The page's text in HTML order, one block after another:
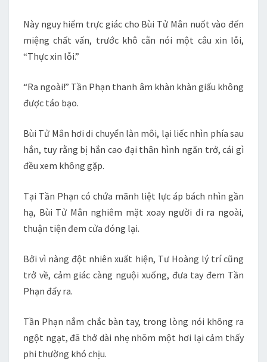
Này nguy hiểm trực giác cho Bùi Tử Mân nuốt vào đến
miệng chất vấn, trước khô cằn nói một câu xin lỗi,
“Thực xin lỗi.”
“Ra ngoài!” Tần Phạn thanh âm khàn khàn giấu không
được táo bạo.
Bùi Tử Mân hơi di chuyển làn môi, lại liếc nhìn phía sau
hắn, tuy rằng bị hắn cao đại thân hình ngăn trở, cái gì
đều xem không gặp.
Tại Tần Phạn có chứa mãnh liệt lực áp bách nhìn gần
hạ, Bùi Tử Mân nghiêm mặt xoay người đi ra ngoài,
thuận tiện đem cửa đóng lại.
Bởi vì nàng đột nhiên xuất hiện, Tư Hoàng lý trí cũng
trở về, cảm giác càng nguội xuống, đưa tay đem Tần
Phạn đẩy ra.
Tần Phạn nắm chắc bàn tay, trong lòng nói không ra
ngột ngạt, đã thở dài nhẹ nhõm một hơi lại cảm thấy
phi thường khó chịu.